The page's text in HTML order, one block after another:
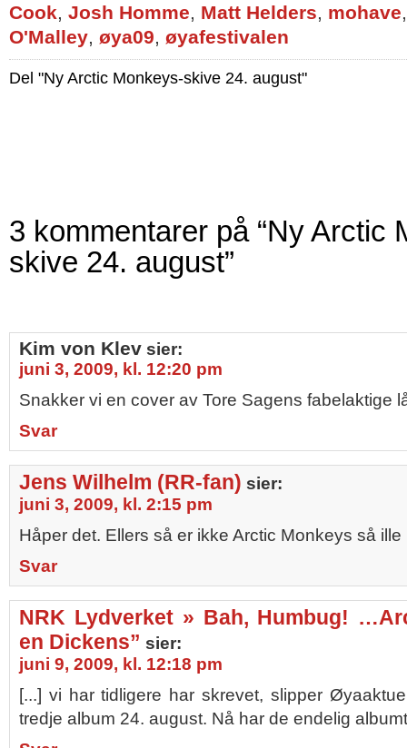
Cook, Josh Homme, Matt Helders, mohave
O'Malley, øya09, øyafestivalen
Del "Ny Arctic Monkeys-skive 24. august"
3 kommentarer på “Ny Arctic
skive 24. august”
Kim von Klev sier:
juni 3, 2009, kl. 12:20 pm
Snakker vi en cover av Tore Sagens fabelaktige
Svar
Jens Wilhelm (RR-fan) sier:
juni 3, 2009, kl. 2:15 pm
Håper det. Ellers så er ikke Arctic Monkeys så
Svar
NRK Lydverket » Bah, Humbug!
en Dickens” sier:
juni 9, 2009, kl. 12:18 pm
[...] vi har tidligere har skrevet, slipper
tredje album 24. august. Nå har de endelig